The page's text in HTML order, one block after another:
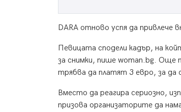
DARA отново успя да
Певицата сподели кадър, на
за снимки, пише woman.bg.
трябва да платят 3 евро, за да
Вместо да реагира сериозно,
призова организаторите да